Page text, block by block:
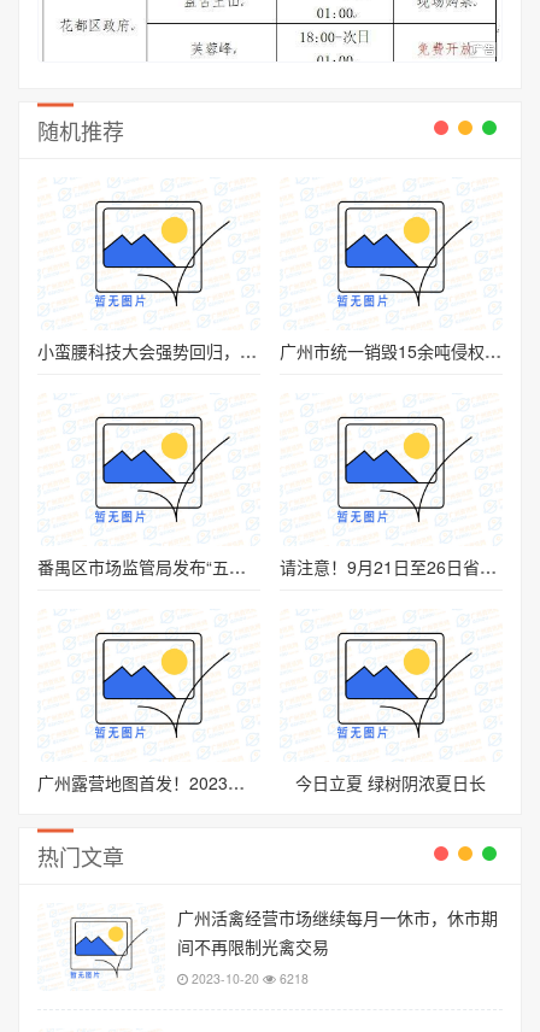
随机推荐
小蛮腰科技大会强势回归，三大亮点提前看！ 广州市统一销毁15余吨侵权假冒商品
番禺区市场监管局发布“五一”假期网络消费警示 请注意！9月21日至26日省道S257线三沙公路口至黄阁跨线桥路段局部抢修
广州露营地图首发！2023广州露营季开启初夏美好时光 今日立夏 绿树阴浓夏日长
热门文章
广州活禽经营市场继续每月一休市，休市期
间不再限制光禽交易
2023-10-20 6218